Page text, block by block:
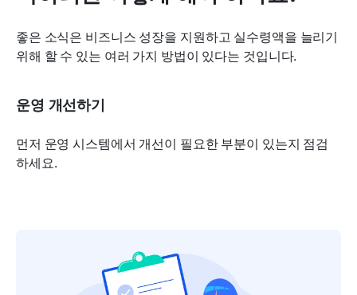
좋은 소식은 비즈니스 성장을 지원하고 실수령액을 늘리기
위해 할 수 있는 여러 가지 방법이 있다는 것입니다.
운영 개선하기
먼저 운영 시스템에서 개선이 필요한 부분이 있는지 점검
하세요.